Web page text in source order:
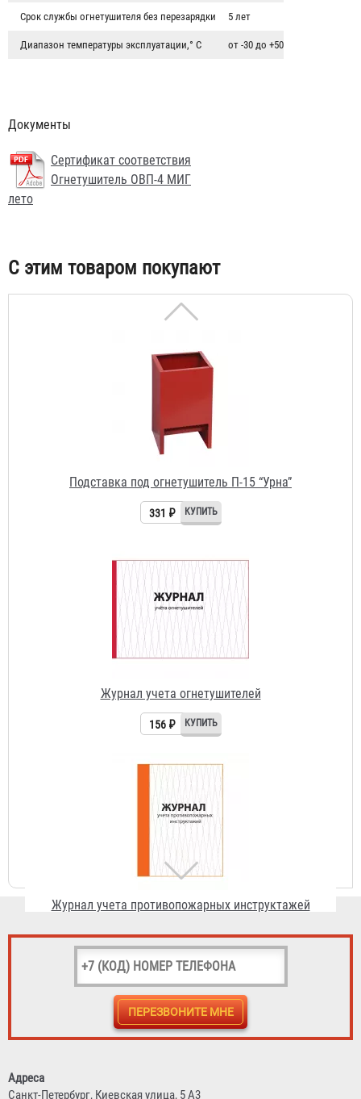
Срок службы огнетушителя без перезарядки 5 лет
Диапазон температуры эксплуатации,° С от -30 до +50
Документы
Сертификат соответствия
Огнетушитель ОВП-4 МИГ
лето
С этим товаром покупают
202 ₽
331 ₽
Журнал учета огнетушителей
156 ₽
Журнал учета противопожарных инструктажей
202 ₽
Адреса
Санкт-Петербург, Киевская улица, 5 А3